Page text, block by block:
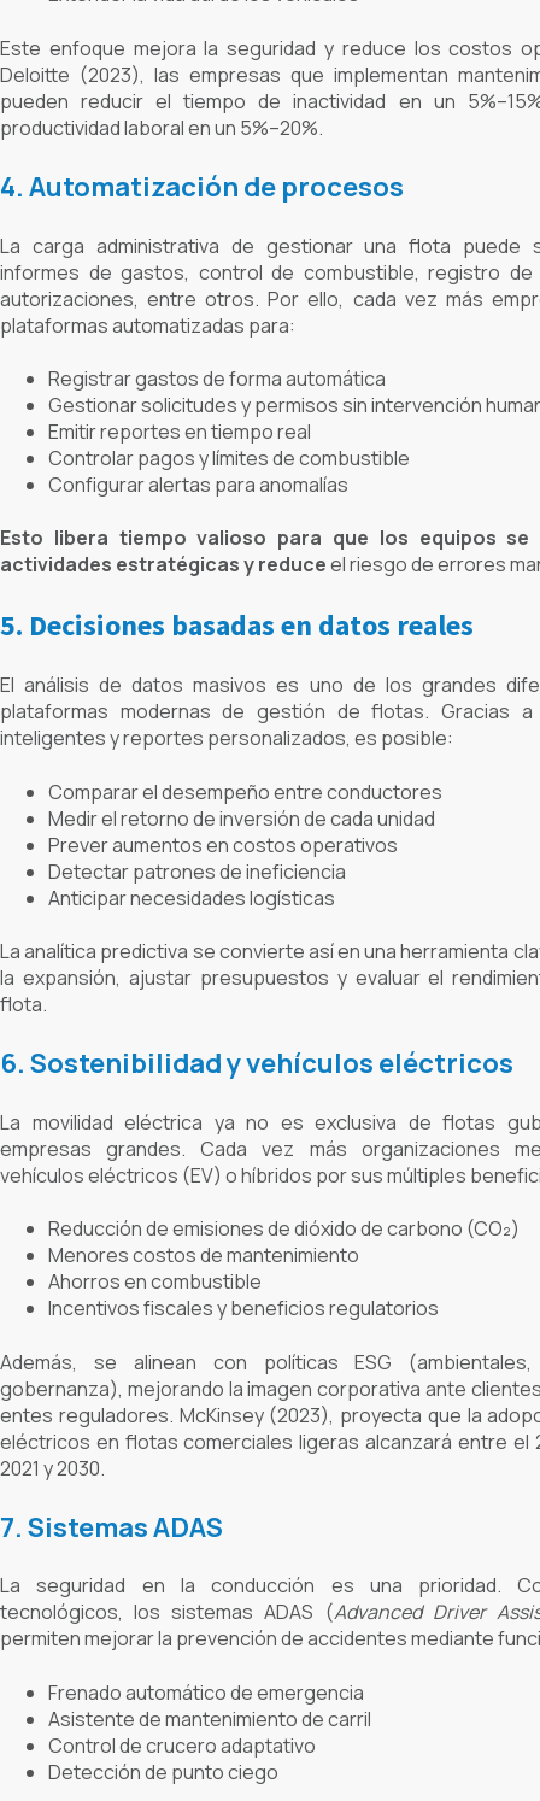
Este enfoque mejora la seguridad y reduce los costos
Deloitte (2023), las empresas que implementan
pueden reducir el tiempo de inactividad en un
productividad laboral en un 5%–20%.
4. Automatización de procesos
La carga administrativa de gestionar una flota puede
informes de gastos, control de combustible, registro de
autorizaciones, entre otros. Por ello, cada vez más
plataformas automatizadas para:
Registrar gastos de forma automática
Gestionar solicitudes y permisos sin intervención
Emitir reportes en tiempo real
Controlar pagos y límites de combustible
Configurar alertas para anomalías
Esto libera tiempo valioso para que los equipos se
actividades estratégicas y reduceel riesgo de errores
5. Decisiones basadas en datos reales
El análisis de datos masivos es uno de los grandes
plataformas modernas de gestión de flotas. Gracias a
inteligentes y reportes personalizados, es posible:
Comparar el desempeño entre conductores
Medir el retorno de inversión de cada unidad
Prever aumentos en costos operativos
Detectar patrones de ineficiencia
Anticipar necesidades logísticas
La analítica predictiva se convierte así en una herramienta
la expansión, ajustar presupuestos y evaluar el
flota.
6. Sostenibilidad y vehículos eléctricos
La movilidad eléctrica ya no es exclusiva de flotas
empresas grandes. Cada vez más organizaciones
vehículos eléctricos (EV) o híbridos por sus múltiples
Reducción de emisiones de dióxido de carbono (CO₂)
Menores costos de mantenimiento
Ahorros en combustible
Incentivos fiscales y beneficios regulatorios
Además, se alinean con políticas ESG
gobernanza), mejorando la imagen corporativa ante
entes reguladores. McKinsey (2023), proyecta que la
eléctricos en flotas comerciales ligeras alcanzará entre el
2021 y 2030.
7. Sistemas ADAS
La seguridad en la conducción es una prioridad.
tecnológicos, los sistemas ADAS (Advanced Driver
permiten mejorar la prevención de accidentes mediante
Frenado automático de emergencia
Asistente de mantenimiento de carril
Control de crucero adaptativo
Detección de punto ciego